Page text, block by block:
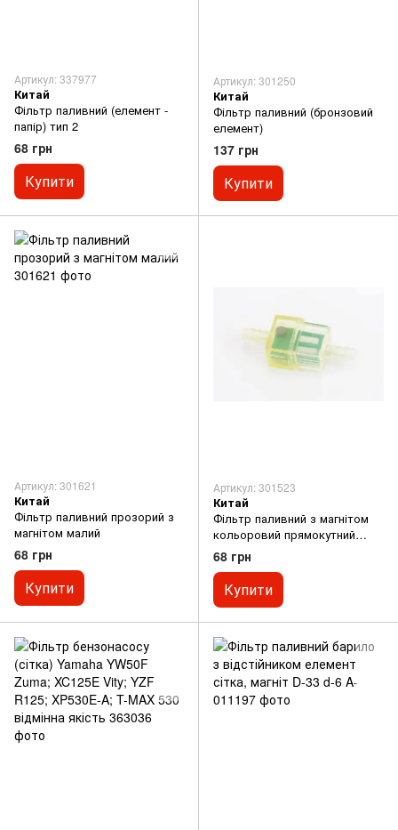
Артикул: 337977
Китай
Фільтр паливний (елемент -
папір) тип 2
68 грн
Купити
Артикул: 301250
Китай
Фільтр паливний (бронзовий
елемент)
137 грн
Купити
Артикул: 301621
Китай
Фільтр паливний прозорий з
магнітом малий
68 грн
Купити
Артикул: 301523
Китай
Фільтр паливний з магнітом
кольоровий прямокутний
(елемент - сітка)
68 грн
Купити